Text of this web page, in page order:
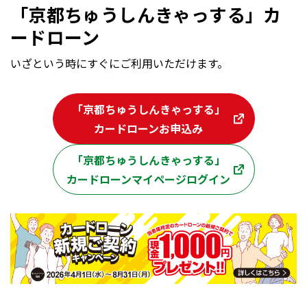
「京都ちゅうしんきゃっする」カ
ードローン
いざという時にすぐにご利用いただけます。
「京都ちゅうしんきゃっする」
カードローンお申込み
「京都ちゅうしんきゃっする」
カードローンマイページログイン